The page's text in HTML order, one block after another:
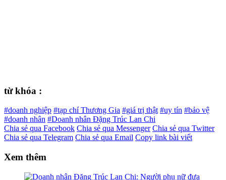
từ khóa :
#doanh nghiệp #tạp chí Thương Gia #giá trị thật #uy tín #bảo vệ
#doanh nhân #Doanh nhân Đặng Trúc Lan Chi
Chia sẻ qua Facebook Chia sẻ qua Messenger Chia sẻ qua Twitter
Chia sẻ qua Telegram Chia sẻ qua Email Copy link bài viết
Xem thêm